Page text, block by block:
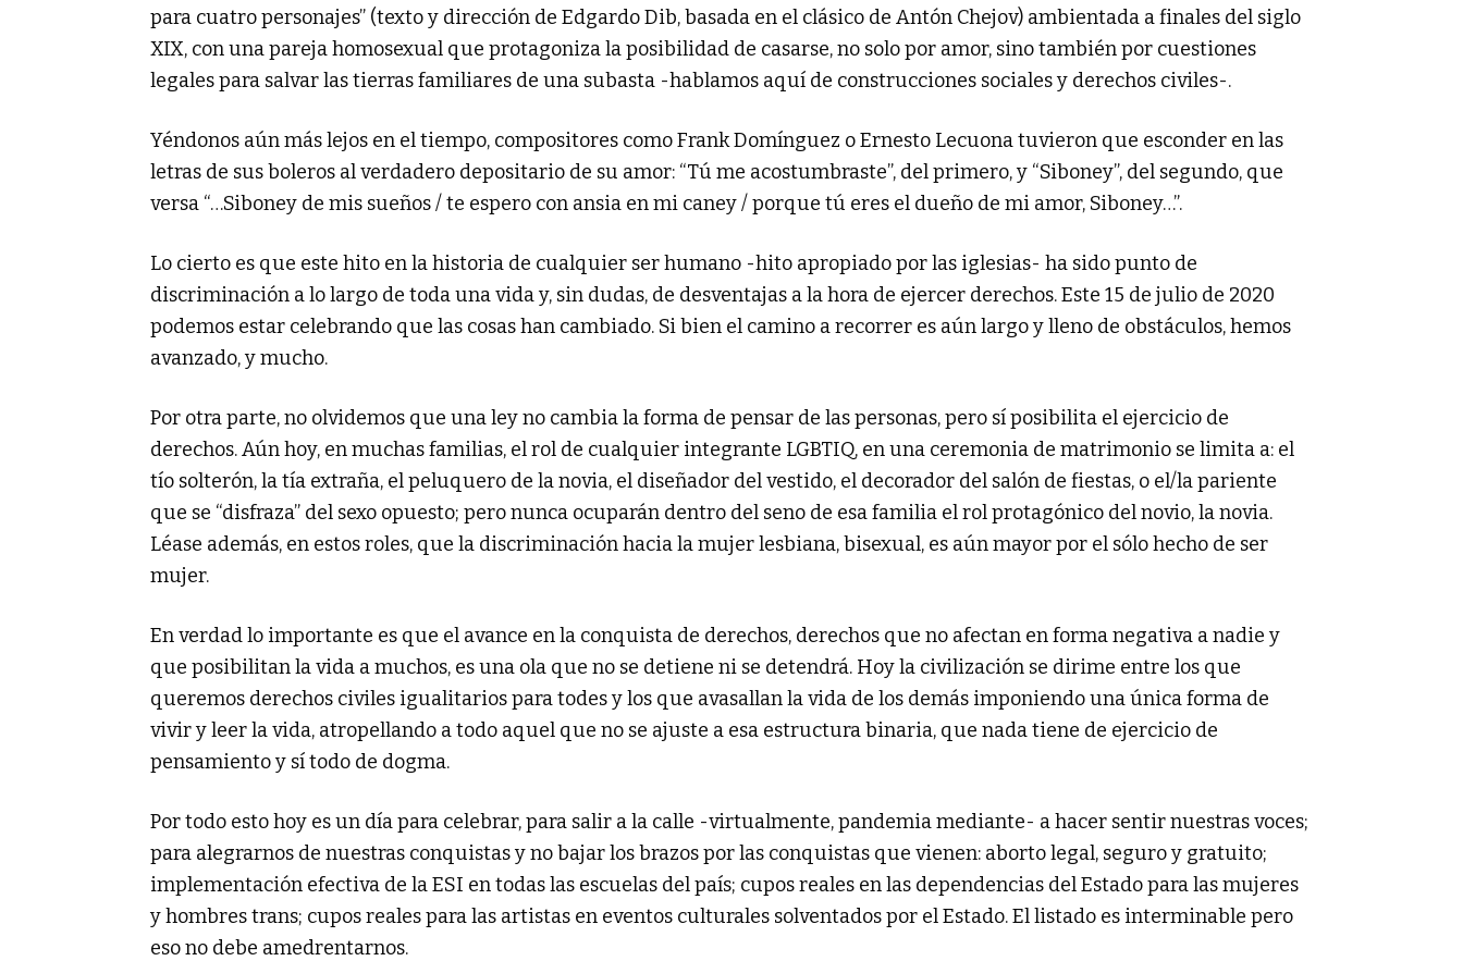
para cuatro personajes” (texto y dirección de Edgardo Dib, basada en el clásico de Antón Chejov) ambientada a finales del siglo
XIX, con una pareja homosexual que protagoniza la posibilidad de casarse, no solo por amor, sino también por cuestiones
legales para salvar las tierras familiares de una subasta -hablamos aquí de construcciones sociales y derechos civiles-.
Yéndonos aún más lejos en el tiempo, compositores como Frank Domínguez o Ernesto Lecuona tuvieron que esconder en las
letras de sus boleros al verdadero depositario de su amor: “Tú me acostumbraste”, del primero, y “Siboney”, del segundo, que
versa “…Siboney de mis sueños / te espero con ansia en mi caney / porque tú eres el dueño de mi amor, Siboney…”.
Lo cierto es que este hito en la historia de cualquier ser humano -hito apropiado por las iglesias- ha sido punto de
discriminación a lo largo de toda una vida y, sin dudas, de desventajas a la hora de ejercer derechos. Este 15 de julio de 2020
podemos estar celebrando que las cosas han cambiado. Si bien el camino a recorrer es aún largo y lleno de obstáculos, hemos
avanzado, y mucho.
Por otra parte, no olvidemos que una ley no cambia la forma de pensar de las personas, pero sí posibilita el ejercicio de
derechos. Aún hoy, en muchas familias, el rol de cualquier integrante LGBTIQ, en una ceremonia de matrimonio se limita a: el
tío solterón, la tía extraña, el peluquero de la novia, el diseñador del vestido, el decorador del salón de fiestas, o el/la pariente
que se “disfraza” del sexo opuesto; pero nunca ocuparán dentro del seno de esa familia el rol protagónico del novio, la novia.
Léase además, en estos roles, que la discriminación hacia la mujer lesbiana, bisexual, es aún mayor por el sólo hecho de ser
mujer.
En verdad lo importante es que el avance en la conquista de derechos, derechos que no afectan en forma negativa a nadie y
que posibilitan la vida a muchos, es una ola que no se detiene ni se detendrá. Hoy la civilización se dirime entre los que
queremos derechos civiles igualitarios para todes y los que avasallan la vida de los demás imponiendo una única forma de
vivir y leer la vida, atropellando a todo aquel que no se ajuste a esa estructura binaria, que nada tiene de ejercicio de
pensamiento y sí todo de dogma.
Por todo esto hoy es un día para celebrar, para salir a la calle -virtualmente, pandemia mediante- a hacer sentir nuestras voces;
para alegrarnos de nuestras conquistas y no bajar los brazos por las conquistas que vienen: aborto legal, seguro y gratuito;
implementación efectiva de la ESI en todas las escuelas del país; cupos reales en las dependencias del Estado para las mujeres
y hombres trans; cupos reales para las artistas en eventos culturales solventados por el Estado. El listado es interminable pero
eso no debe amedrentarnos.